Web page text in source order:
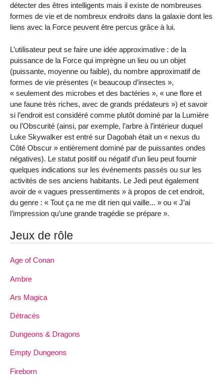
détecter des êtres intelligents mais il existe de nombreuses
formes de vie et de nombreux endroits dans la galaxie dont les
liens avec la Force peuvent être percus grâce à lui.
L’utilisateur peut se faire une idée approximative : de la
puissance de la Force qui imprègne un lieu ou un objet
(puissante, moyenne ou faible), du nombre approximatif de
formes de vie présentes (« beaucoup d’insectes »,
« seulement des microbes et des bactéries », « une flore et
une faune très riches, avec de grands prédateurs ») et savoir
si l’endroit est considéré comme plutôt dominé par la Lumière
ou l’Obscurité (ainsi, par exemple, l’arbre à l’intérieur duquel
Luke Skywalker est entré sur Dagobah était un « nexus du
Côté Obscur » entièrement dominé par de puissantes ondes
négatives). Le statut positif ou négatif d’un lieu peut fournir
quelques indications sur les événements passés ou sur les
activités de ses anciens habitants. Le Jedi peut également
avoir de « vagues pressentiments » à propos de cet endroit,
du genre : « Tout ça ne me dit rien qui vaille... » ou « J’ai
l’impression qu’une grande tragédie se prépare ».
Jeux de rôle
Age of Conan
Ambre
Ars Magica
Détracés
Dungeons & Dragons
Empty Dungeons
Fireborn